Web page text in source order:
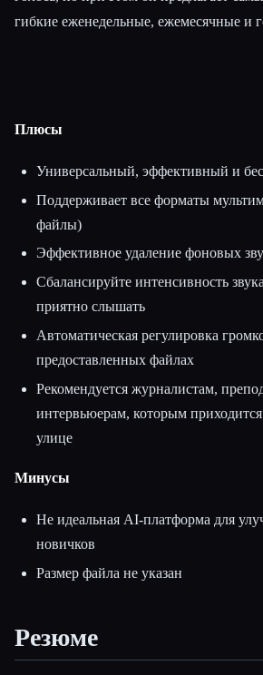
гибкие еженедельные, ежемесячные и
Плюсы
Универсальный, эффективный и
Поддерживает все форматы
файлы)
Эффективное удаление фоновых
Сбалансируйте интенсивность
приятно слышать
Автоматическая регулировка
предоставленных файлах
Рекомендуется журналистам,
интервьюерам, которым
улице
Минусы
Не идеальная AI-платформа для
новичков
Размер файла не указан
Резюме